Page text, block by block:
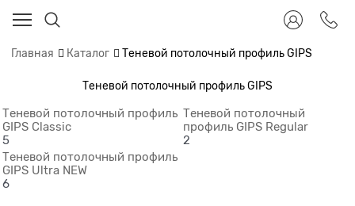
Главная Каталог Теневой потолочный профиль GIPS
Теневой потолочный профиль GIPS
Теневой потолочный профиль
GIPS Classic
5
Теневой потолочный
профиль GIPS Regular
2
Теневой потолочный профиль
GIPS Ultra NEW
6